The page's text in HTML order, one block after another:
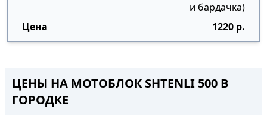
и бардачка)
1220 р.
ЦЕНЫ НА МОТОБЛОК SHTENLI 500 В
ГОРОДКЕ